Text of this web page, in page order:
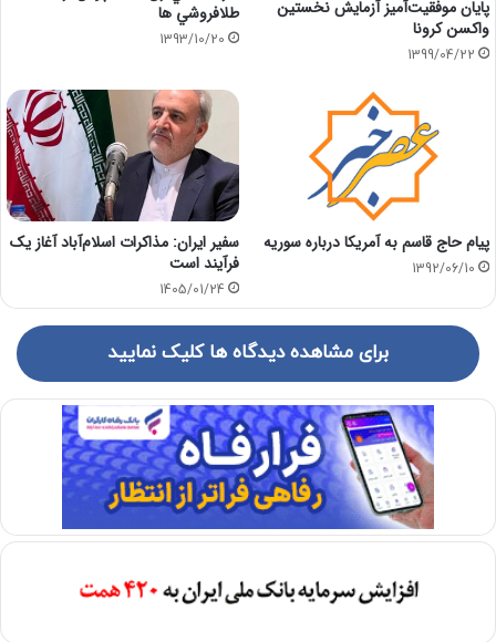
پایان موفقیت‌آمیز آزمایش نخستین
واکسن کرونا
1399/04/22
طلافروشي ها
1393/10/20
پیام حاج قاسم به آمریکا درباره سوریه
1392/06/10
سفیر ایران: مذاکرات اسلام‌آباد آغاز یک
فرآیند است
1405/01/24
برای مشاهده دیدگاه ها کلیک نمایید